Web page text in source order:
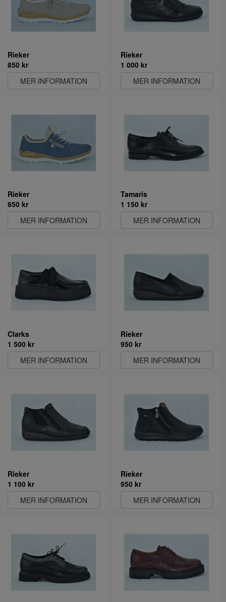
Rieker
850 kr
MER INFORMATION
Rieker
1 000 kr
MER INFORMATION
Rieker
850 kr
MER INFORMATION
Tamaris
1 150 kr
MER INFORMATION
Clarks
1 500 kr
MER INFORMATION
Rieker
950 kr
MER INFORMATION
Rieker
1 100 kr
MER INFORMATION
Rieker
950 kr
MER INFORMATION